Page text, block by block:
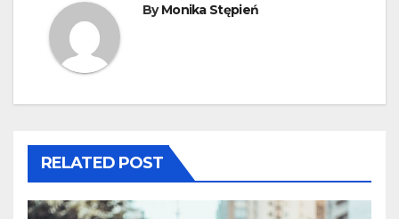
ByMonika Stępień
RELATED POST